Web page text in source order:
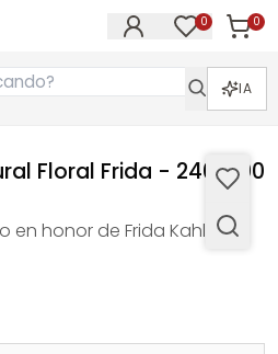
0 0
IA
Floral Frida - 240x300
honor de Frida Kahlo.